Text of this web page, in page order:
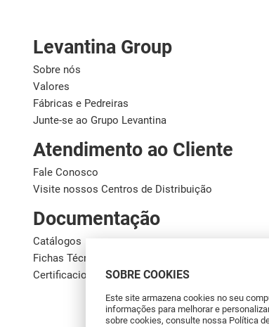
SOBRE COOKIES
Este site armazena cookies no seu
informações para melhorar e
sobre cookies, consulte nossa Política
Levantina Group
Sobre nós
Valores
Fábricas e Pedreiras
Junte-se ao Grupo Levantina
Atendimento ao Cliente
Fale Conosco
Visite nossos Centros de Distribuição
Documentação
Catálogos
Fichas Técnicas
Certificaciones de calidad